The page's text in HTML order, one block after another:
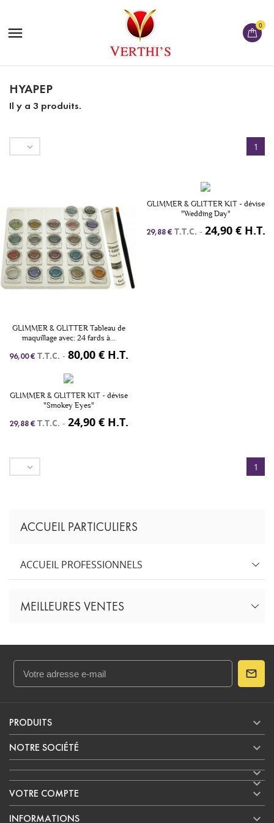
 0
ACCUEIL PARTICULIERS
ACCUEIL PROFESSIONNELS
MEILLEURES VENTES
HYAPEP
Il y a 3 produits.
 1
GLIMMER & GLITTER Tableau de
maquillage avec: 24 fards à...
96,00 € T.T.C. - 80,00 € H.T.
GLIMMER & GLITTER KIT - dévise
"Wedding Day"
29,88 € T.T.C. - 24,90 € H.T.
GLIMMER & GLITTER KIT - dévise
"Smokey Eyes"
29,88 € T.T.C. - 24,90 € H.T.
 1
PRODUITS 
NOTRE SOCIÉTÉ



VOTRE COMPTE 
INFORMATIONS 